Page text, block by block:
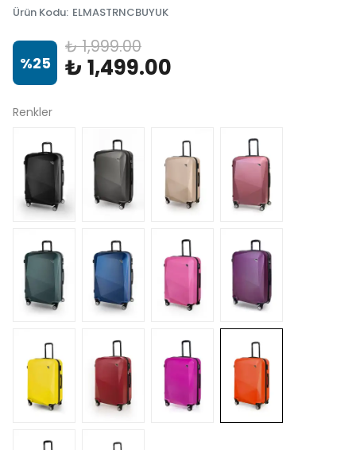
Ürün Kodu: ELMASTRNCBUYUK
%25
₺ 1,999.00
₺ 1,499.00
Renkler